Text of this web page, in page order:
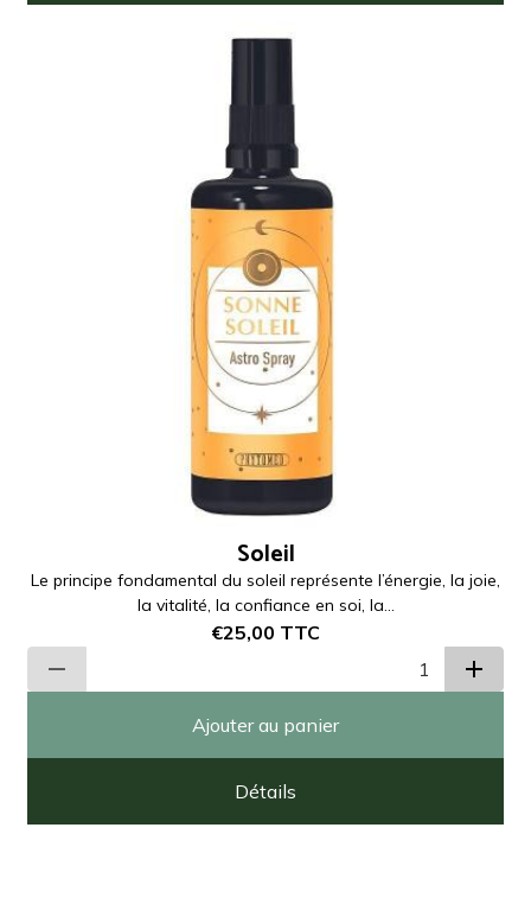
Soleil
Le principe fondamental du soleil représente l’énergie, la joie,
la vitalité, la confiance en soi, la...
€25,00 TTC
Ajouter au panier
Détails